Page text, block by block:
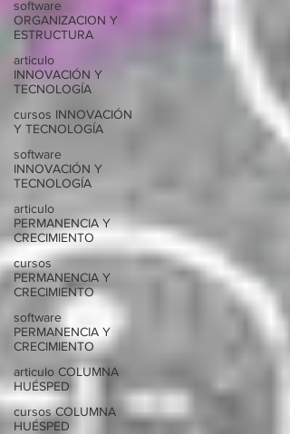
software
ORGANIZACION Y
ESTRUCTURA
articulo
INNOVACIÓN Y
TECNOLOGÍA
cursos INNOVACIÓN
Y TECNOLOGÍA
software
INNOVACIÓN Y
TECNOLOGÍA
articulo
PERMANENCIA Y
CRECIMIENTO
cursos
PERMANENCIA Y
CRECIMIENTO
software
PERMANENCIA Y
CRECIMIENTO
articulo COLUMNA
HUÉSPED
cursos COLUMNA
HUÉSPED